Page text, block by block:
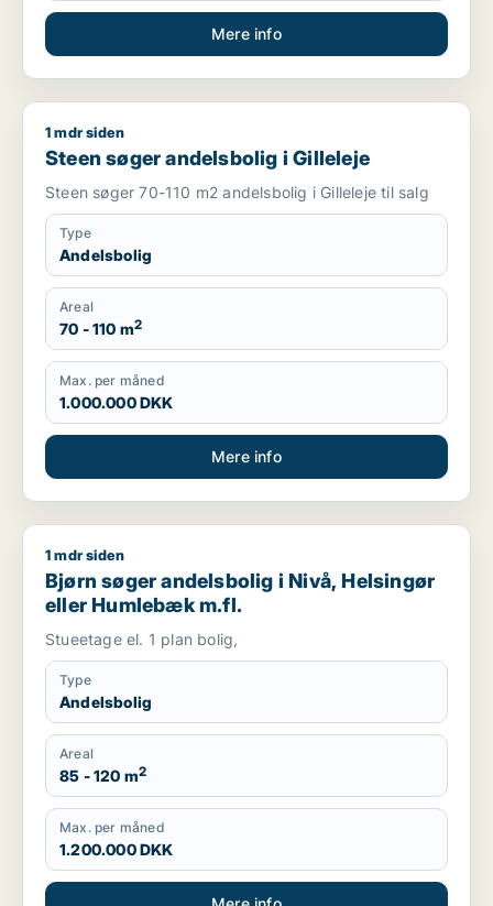
Mere info
Steen søger andelsbolig i Gilleleje
1 mdr siden
Steen søger andelsbolig i Gilleleje
Steen søger 70-110 m2 andelsbolig i Gilleleje til salg
Type
Andelsbolig
Areal
70 - 110 m2
Max. per måned
1.000.000 DKK
Mere info
Bjørn søger andelsbolig i Nivå, Helsingør eller Humlebæk
1 mdr siden
Bjørn søger andelsbolig i Nivå, Helsingør
eller Humlebæk m.fl.
Stueetage el. 1 plan bolig,
Type
Andelsbolig
Areal
85 - 120 m2
Max. per måned
1.200.000 DKK